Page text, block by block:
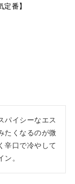
番】
パイシーなエス
たくなるのが微
辛口で冷やして
。